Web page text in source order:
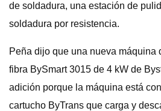
de soldadura, una estación de
soldadura por resistencia.
Peña dijo que una nueva máquina
fibra BySmart 3015 de 4 kW de
adición porque la máquina está
cartucho ByTrans que carga y